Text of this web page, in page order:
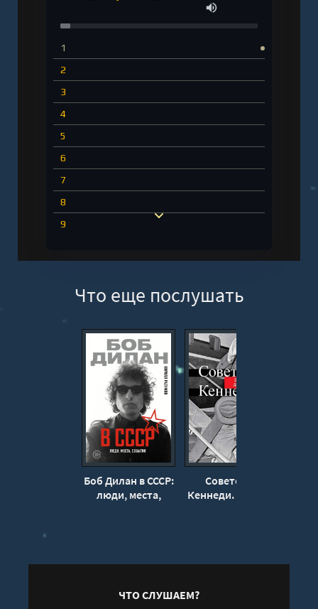
Шибанов Дмитрий" онлайн бесплатно без
регистрации - полная версия
1
2
3
4
5
6
7
8
9
Что еще послушать
Боб Дилан в СССР:
люди, места,
Советский
Кеннеди. Загадка
ЧТО СЛУШАЕМ?